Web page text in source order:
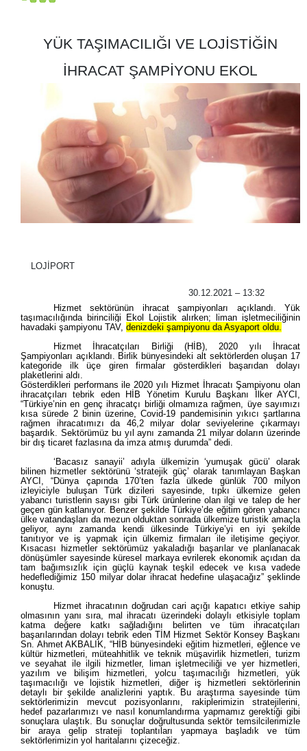
YÜK TAŞIMACILIĞI VE LOJİSTİĞİN
İHRACAT ŞAMPİYONU EKOL
LOJİPORT
30.12.2021 – 13:32
Hizmet sektörünün ihracat şampiyonları açıklandı. Yük
taşımacılığında birinciliği Ekol Lojistik alırken; liman işletmeciliğinin
havadaki şampiyonu TAV, denizdeki şampiyonu da Asyaport oldu.
Hizmet İhracatçıları Birliği (HİB), 2020 yılı İhracat
Şampiyonları açıklandı. Birlik bünyesindeki alt sektörlerden oluşan 17
kategoride ilk üçe giren firmalar gösterdikleri başarıdan dolayı
plaketlerini aldı.
Gösterdikleri performans ile 2020 yılı Hizmet İhracatı Şampiyonu olan
ihracatçıları tebrik eden HİB Yönetim Kurulu Başkanı İlker AYCI,
“Türkiye’nin en genç ihracatçı birliği olmamıza rağmen, üye sayımızı
kısa sürede 2 binin üzerine, Covid-19 pandemisinin yıkıcı şartlarına
rağmen ihracatımızı da 46,2 milyar dolar seviyelerine çıkarmayı
başardık. Sektörümüz bu yıl aynı zamanda 21 milyar doların üzerinde
bir dış ticaret fazlasına da imza atmış durumda” dedi.
‘Bacasız sanayii’ adıyla ülkemizin ‘yumuşak gücü’ olarak
bilinen hizmetler sektörünü ‘stratejik güç’ olarak tanımlayan Başkan
AYCI, “Dünya çapında 170’ten fazla ülkede günlük 700 milyon
izleyiciyle buluşan Türk dizileri sayesinde, tıpkı ülkemize gelen
yabancı turistlerin sayısı gibi Türk ürünlerine olan ilgi ve talep de her
geçen gün katlanıyor. Benzer şekilde Türkiye’de eğitim gören yabancı
ülke vatandaşları da mezun olduktan sonrada ülkemize turistik amaçla
geliyor, aynı zamanda kendi ülkesinde Türkiye’yi en iyi şekilde
tanıtıyor ve iş yapmak için ülkemiz firmaları ile iletişime geçiyor.
Kısacası hizmetler sektörümüz yakaladığı başarılar ve planlanacak
dönüşümler sayesinde küresel markaya evrilerek ekonomik açıdan da
tam bağımsızlık için güçlü kaynak teşkil edecek ve kısa vadede
hedeflediğimiz 150 milyar dolar ihracat hedefine ulaşacağız” şeklinde
konuştu.
Hizmet ihracatının doğrudan cari açığı kapatıcı etkiye sahip
olmasının yanı sıra, mal ihracatı üzerindeki dolaylı etkisiyle toplam
katma değere katkı sağladığını belirten ve tüm ihracatçıları
başarılarından dolayı tebrik eden TİM Hizmet Sektör Konsey Başkanı
Sn. Ahmet AKBALIK, “HİB bünyesindeki eğitim hizmetleri, eğlence ve
kültür hizmetleri, müteahhitlik ve teknik müşavirlik hizmetleri, turizm
ve seyahat ile ilgili hizmetler, liman işletmeciliği ve yer hizmetleri,
yazılım ve bilişim hizmetleri, yolcu taşımacılığı hizmetleri, yük
taşımacılığı ve lojistik hizmetleri, diğer iş hizmetleri sektörlerinin
detaylı bir şekilde analizlerini yaptık. Bu araştırma sayesinde tüm
sektörlerimizin mevcut pozisyonlarını, rakiplerimizin stratejilerini,
hedef pazarlarımızı ve nasıl konumlandırma yapmamız gerektiği gibi
sonuçlara ulaştık. Bu sonuçlar doğrultusunda sektör temsilcilerimizle
bir araya gelip strateji toplantıları yapmaya başladık ve tüm
sektörlerimizin yol haritalarını çizeceğiz.